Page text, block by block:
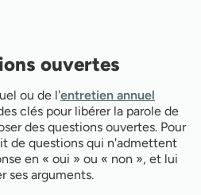
ouvertes
ou de l'entretien annuel
clés pour libérer la parole de
des questions ouvertes. Pour
de questions qui n'admettent
en « oui » ou « non », et lui
ses arguments.